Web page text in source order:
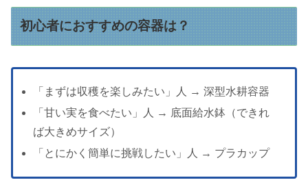
初心者におすすめの容器は？
「まずは収穫を楽しみたい」人 → 深型水耕容器
「甘い実を食べたい」人 → 底面給水鉢（できれ
ば大きめサイズ）
「とにかく簡単に挑戦したい」人 → プラカップ